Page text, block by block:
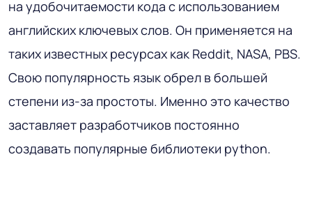
на удобочитаемости кода с использованием
английских ключевых слов. Он применяется на
таких известных ресурсах как Reddit, NASA, PBS.
Свою популярность язык обрел в большей
степени из-за простоты. Именно это качество
заставляет разработчиков постоянно
создавать популярные библиотеки python.